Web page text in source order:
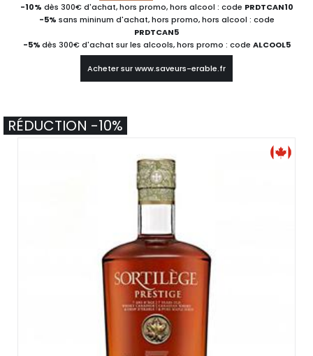
-10% dès 300€ d'achat, hors promo, hors alcool : code PRDTCAN10
-5% sans mininum d'achat, hors promo, hors alcool : code
PRDTCAN5
-5%dès 300€ d'achat sur les alcools, hors promo : code ALCOOL5
Acheter sur www.saveurs-erable.fr
RÉDUCTION -10%